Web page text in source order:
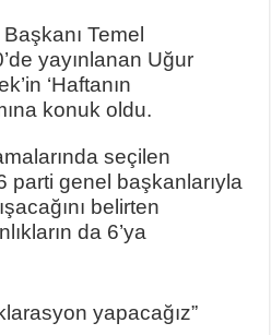
Temel
yayınlanan Uğur
‘Haftanın
konuk oldu.
seçilen
parti genel başkanlarıyla
belirten
da 6’ya
yapacağız”